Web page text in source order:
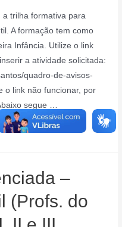
a trilha formativa para
A formação tem como
Infância. Utilize o link
a atividade solicitada:
quadro-de-avisos-
o link não funcionar, por
segue …
–
(Profs. do